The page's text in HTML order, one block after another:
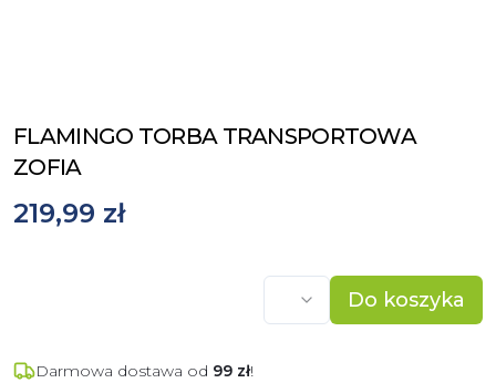
FLAMINGO TORBA TRANSPORTOWA
ZOFIA
219,99 zł
Do koszyka
Darmowa dostawa od 99 zł!